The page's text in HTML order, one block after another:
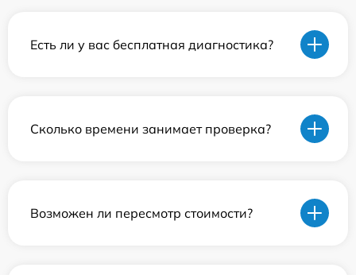
Есть ли у вас бесплатная диагностика?
Сколько времени занимает проверка?
Возможен ли пересмотр стоимости?